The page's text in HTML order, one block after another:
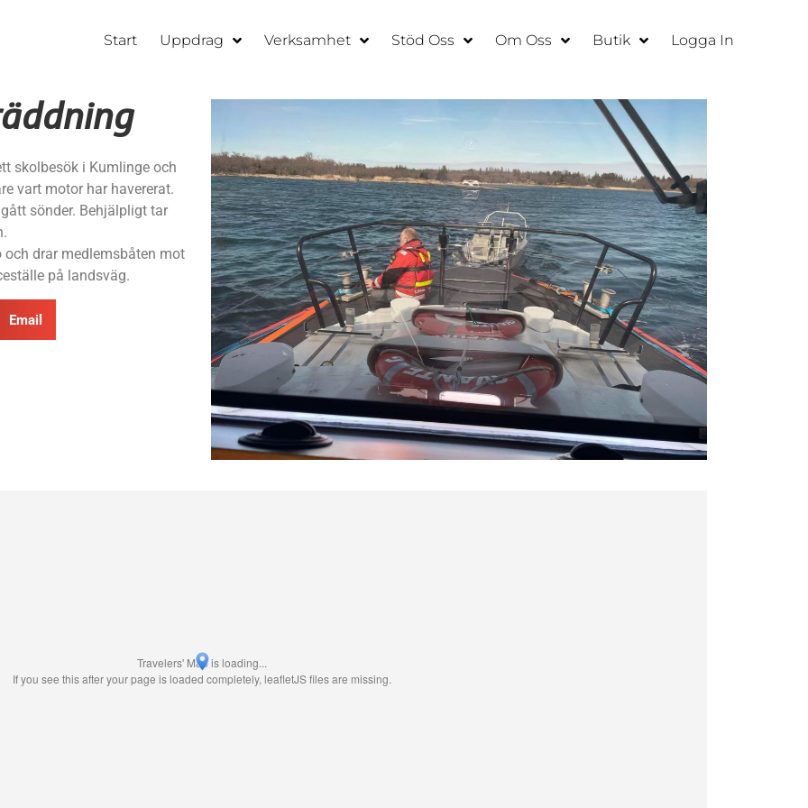
Start Uppdrag Verksamhet Stöd Oss Om Oss Butik Logga In
skolbesök i Kumlinge och
vart motor har havererat.
sönder. Behjälpligt tar
drar medlemsbåten mot
på landsväg.
Email
Travelers' Map is loading...
If you see this after your page is loaded completely, leafletJS files are missing.